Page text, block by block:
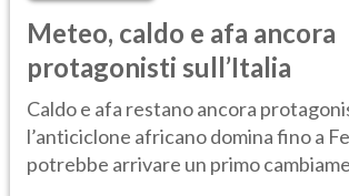
Meteo, caldo e afa ancora
protagonisti sull’Italia
Caldo e afa restano ancora
l’anticiclone africano domina fino a
potrebbe arrivare un primo